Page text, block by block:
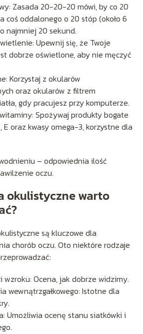
Zasada 20-20-20 mówi, by co 20
coś oddalonego o 20 stóp (około 6
najmniej 20 sekund.
Upewnij się, że Twoje
dobrze oświetlone, aby nie męczyć
Korzystaj z okularów
oraz okularów z filtrem
gdy pracujesz przy komputerze.
Spożywaj produkty bogate
oraz kwasy omega-3, korzystne dla
– odpowiednia ilość
oczu.
okulistyczne warto
są kluczowe dla
chorób oczu. Oto niektóre rodzaje
wzroku: Ocena, jak dobrze widzimy.
wewnątrzgałkowego: Istotne dla
Umożliwia ocenę stanu siatkówki i